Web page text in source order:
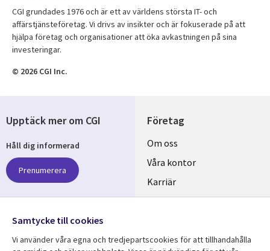
CGI grundades 1976 och är ett av världens största IT- och
affärstjänsteföretag. Vi drivs av insikter och är fokuserade på att
hjälpa företag och organisationer att öka avkastningen på sina
investeringar.
© 2026 CGI Inc.
Företag
Useful
links
SWEDEN
Om oss
Våra kontor
Karriär
Hållbarhet
Upptäck mer om CGI
Håll dig informerad
Prenumerera
Följ oss
Samtycke till cookies
Vi använder våra egna och tredjepartscookies för att tillhandahålla